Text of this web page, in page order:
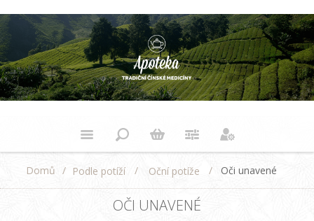
Domů / Podle potíží / Oční potíže / Oči unavené
OČI UNAVENÉ